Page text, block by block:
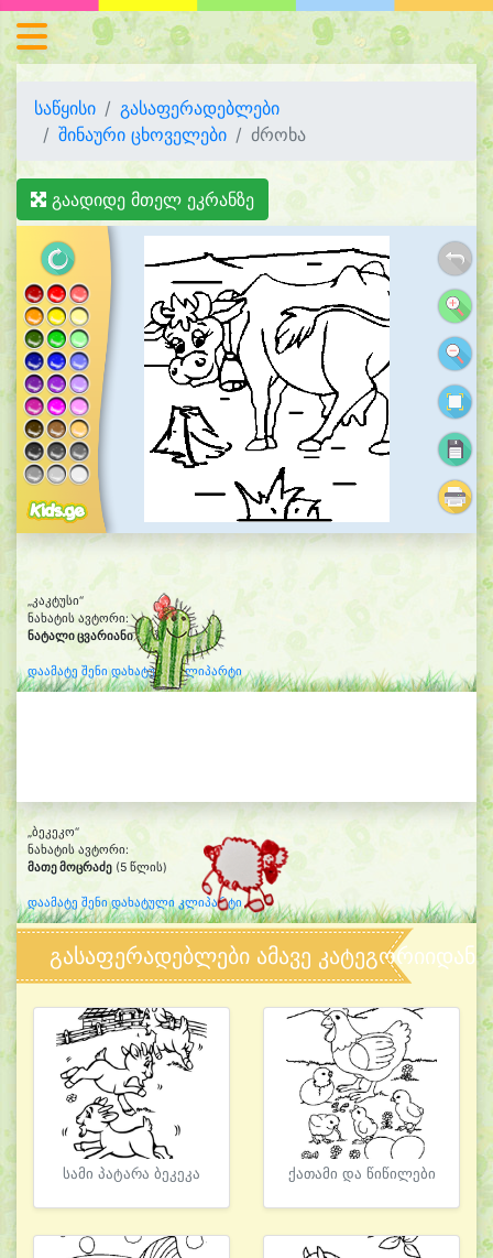
საწყისი
გასაფერადებლები
შინაური ცხოველები
ძროხა
გაადიდე მთელ ეკრანზე
„კაკტუსი“
ნახატის ავტორი:
ნატალი ცვარიანი(6 წლის)
დაამატე შენი დახატული კლიპარტი
„ბეკეკო“
ნახატის ავტორი:
მათე მოცრაძე (5 წლის)
დაამატე შენი დახატული კლიპარტი
გასაფერადებლები ამავე კატეგორიიდან
სამი პატარა ბეკეკა ქათამი და წიწილები